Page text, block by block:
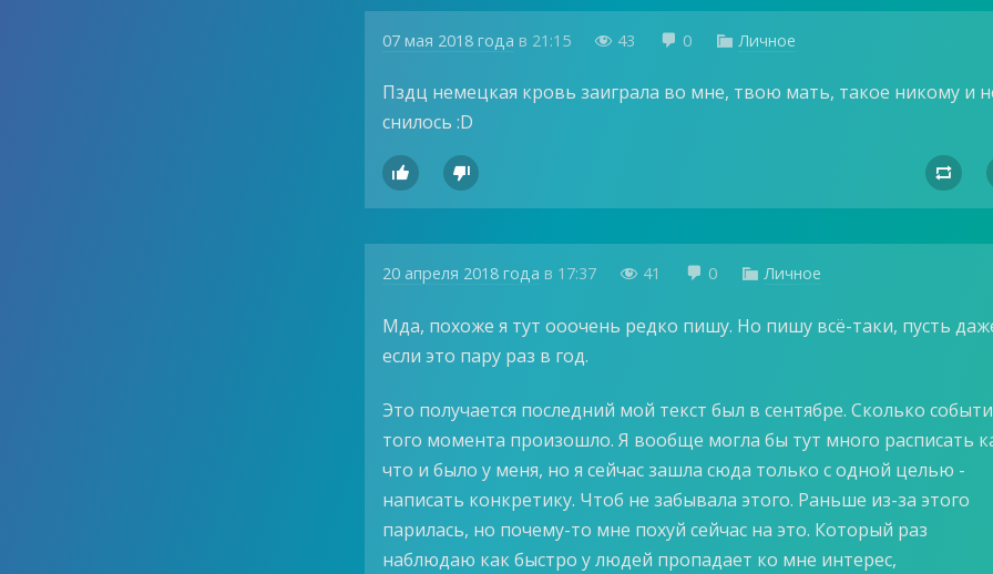
07 мая 2018 года в 21:15  43  0  Личное
Пздц немецкая кровь заиграла во мне, твою мать, такое никому и
снилось :D
  
20 апреля 2018 года в 17:37  41  0  Личное
Мда, похоже я тут ооочень редко пишу. Но пишу всё-таки, пусть
если это пару раз в год.
Это получается последний мой текст был в сентябре. Сколько
того момента произошло. Я вообще могла бы тут много расписать
что и было у меня, но я сейчас зашла сюда только с одной целью -
написать конкретику. Чтоб не забывала этого. Раньше из-за этого
парилась, но почему-то мне похуй сейчас на это. Который раз
наблюдаю как быстро у людей пропадает ко мне интерес,